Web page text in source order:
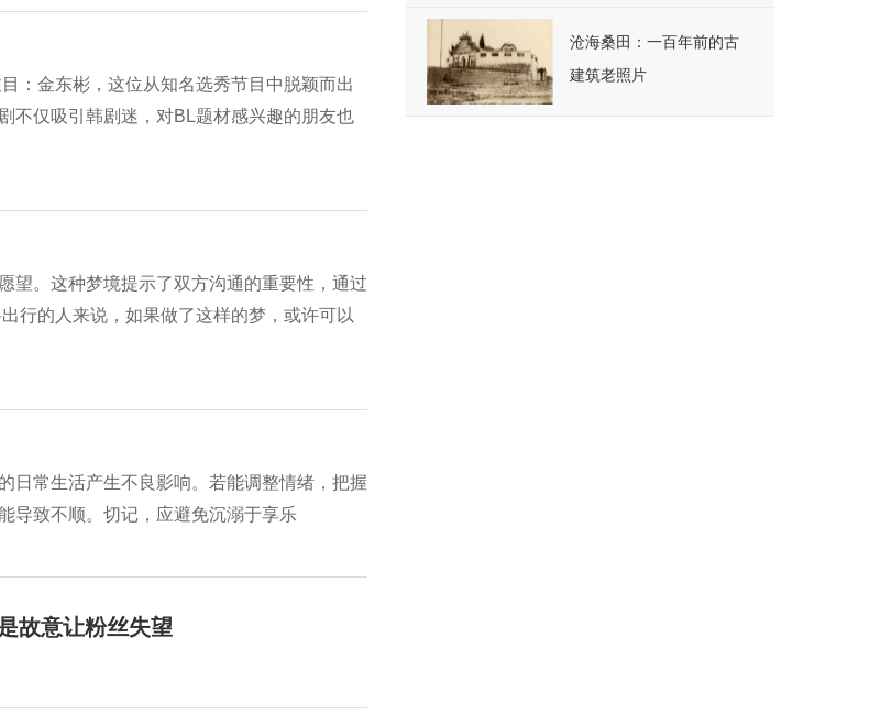
：金东彬，这位从知名选秀节目中脱颖而出
不仅吸引韩剧迷，对BL题材感兴趣的朋友也
望。这种梦境提示了双方沟通的重要性，通过
行的人来说，如果做了这样的梦，或许可以
日常生活产生不良影响。若能调整情绪，把握
导致不顺。切记，应避免沉溺于享乐
故意让粉丝失望
沧海桑田：一百年前的古
建筑老照片